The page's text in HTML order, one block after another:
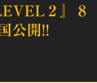
２』８
公開!!